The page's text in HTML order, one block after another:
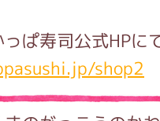
ぱ寿司公式HPに
shop2
ンサート
ンツ(クイズ・